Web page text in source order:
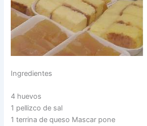
Ingredientes
4 huevos
1 pellizco de sal
1 terrina de queso Mascar pone